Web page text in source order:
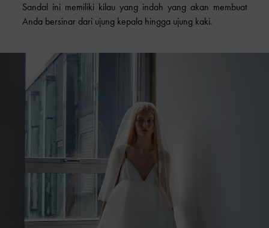
Sandal ini memiliki kilau yang indah yang akan membuat
Anda bersinar dari ujung kepala hingga ujung kaki.